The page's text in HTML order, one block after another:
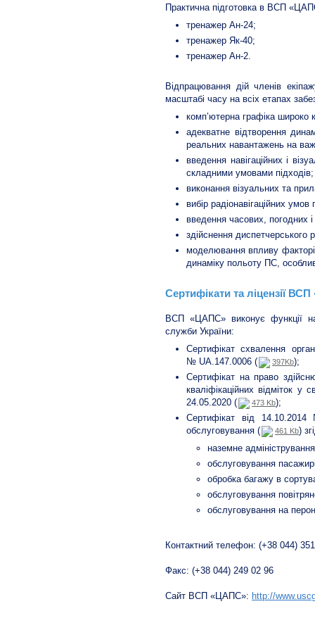
Практична підготовка в ВСП
тренажер Ан-24;
тренажер Як-40;
тренажер Ан-2.
Відпрацювання дій членів
масштабі часу на всіх етапах
комп’ютерна графіка широко
адекватне відтворення
реальних навантажень на
введення навігаційних і
складними умовами підходів;
виконання візуальних та
вибір радіонавігаційних умов
введення часових, погодних
здійснення диспетчерського
моделювання впливу
динаміку польоту ПС,
Сертифікати та ліцензії
ВСП «ЦАПС» виконує функції
служби України:
Сертифікат схвалення
№ UA.147.0006 (
397Kb);
Сертифікат на право
кваліфікаційних відміток
24.05.2020 (
473 Kb);
Сертифікат від
обслуговування (
461 Kb)
наземне
обслуговування
обробка багажу в
обслуговування
обслуговування на
Контактний телефон: (+38 044)
Факс: (+38 044) 249 02 96
Сайт ВСП «ЦАПС»: http://